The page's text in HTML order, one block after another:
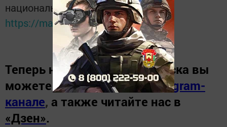
национальном мессенджере MАХ:
https://max.ru/tatmedia
Теперь новости Зеленодольска вы
можете узнать в нашемTelegram-
канале, а также читайте нас в
«Дзен».